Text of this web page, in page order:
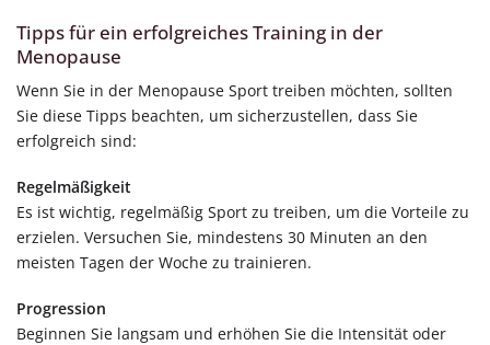
Tipps für ein erfolgreiches Training in der
Menopause
Wenn Sie in der Menopause Sport treiben möchten, sollten
Sie diese Tipps beachten, um sicherzustellen, dass Sie
erfolgreich sind:
Regelmäßigkeit
Es ist wichtig, regelmäßig Sport zu treiben, um die Vorteile zu
erzielen. Versuchen Sie, mindestens 30 Minuten an den
meisten Tagen der Woche zu trainieren.
Progression
Beginnen Sie langsam und erhöhen Sie die Intensität oder